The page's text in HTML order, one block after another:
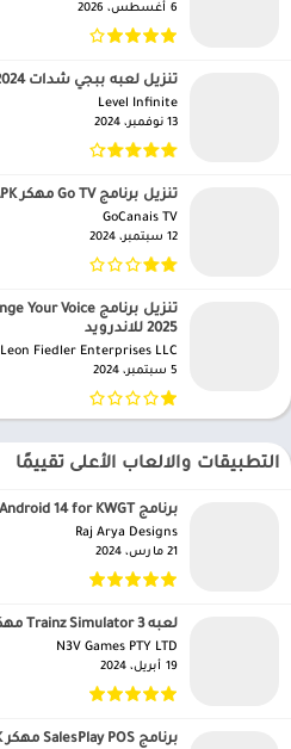
6 أغسطس، 2026
تنزيل لعبه ببجي شدات 2024 مهكرة للاندرويد APK 2025
Level Infinite‏
13 نوفمبر، 2024
تنزيل برنامج Go TV مهكر APK للاندرويد 2025 للاندرويد
GoCanais TV‏
12 سبتمبر، 2024
2025 للاندرويد
Leon Fiedler Enterprises LLC‏
5 سبتمبر، 2024
التطبيقات والالعاب الأعلى تقييمًا
برنامج Android 14 for KWGT مهكر APK للاندرويد 2025
Raj Arya Designs‏
21 مارس، 2024
لعبه Trainz Simulator 3 مهكرة للاندرويد APK 2025
N3V Games PTY LTD‏
19 أبريل، 2024
برنامج SalesPlay POS مهكر APK للاندرويد 2025